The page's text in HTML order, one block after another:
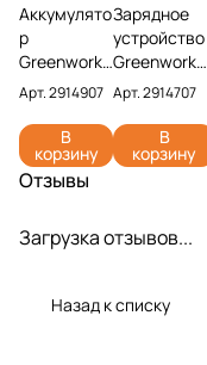
Аккумулято
р
Greenworks
G82B2 82V
2914907
(2,5 Ач)
Арт.2914907
В
корзину
Зарядное
устройство
Greenworks
G82C 82V
2914707 (4
А)
Арт.2914707
В
корзину
Отзывы
Загрузка отзывов...
Назад к списку